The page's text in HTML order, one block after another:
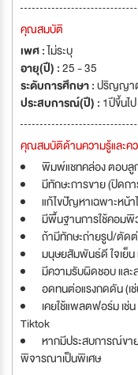
คุณสมบัติ
เพศ :ไม่ระบุ
อายุ(ปี) :25 - 35
ระดับการศึกษา :ปริญญา
ประสบการณ์(ปี) : 1ปีขึ้นไป
คุณสมบัติด้านความรู้และค
พิมพ์แชทคล่อง ตอบลูก
มีทักษะการขาย (ปิดกา
แก้ไขปัญหาเฉพาะหน้
มีพื้นฐานการใช้คอมพิ
ถ้ามีทักษะถ่ายรูป/ตัด
มนุษยสัมพันธ์ดี ใจเย็น
มีความรับผิดชอบ และ
อดทนต่อแรงกดดัน (เ
เคยใช้แพลตฟอร์ม เช่
Tiktok
หากมีประสบการณ์ขา
พิจารณาเป็นพิเศษ